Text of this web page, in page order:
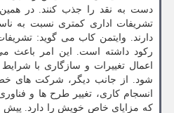
دست به نقد را جذب كنند. در
ركود داشته است. این امر باعث
اعمال تغییرات و سازگاری با
شود. از جانب دیگر، شركت های
انسجام كاری، تغییر طرح ها و
كه مزایای خاص خویش را دارد. پیش